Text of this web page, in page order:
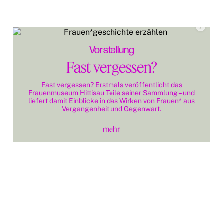
Vorstellung
Fast vergessen?
Fast vergessen? Erstmals veröffentlicht das
Frauenmuseum Hittisau Teile seiner Sammlung – und
liefert damit Einblicke in das Wirken von Frauen* aus
Vergangenheit und Gegenwart.
mehr